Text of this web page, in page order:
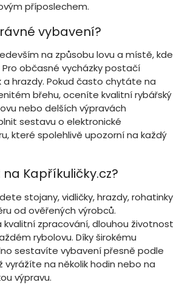
příposlechem.
vybavení?
na způsobu lovu a místě, kde
občasné vycházky postačí
a hrazdy. Pokud často chytáte na
břehu, oceníte kvalitní rybářský
nebo delších výpravách
sestavu o elektronické
které spolehlivě upozorní na každý
Kapříkuličky.cz?
stojany, vidličky, hrazdy, rohatinky
od ověřených výrobců.
kvalitní zpracování, dlouhou životnost
rybolovu. Díky širokému
sestavíte vybavení přesně podle
vyrážíte na několik hodin nebo na
výpravu.